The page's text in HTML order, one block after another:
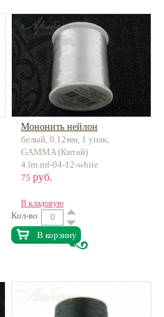
Мононить нейлон
белый, 0.12мм, 1 упак,
GAMMA (Китай)
4.lm.mf-04-12-white
75 руб.
В кладовую
Кол-во
В корзину